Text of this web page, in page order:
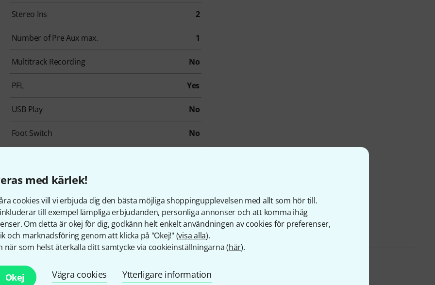
med kärlek!
cookies vill vi erbjuda dig den bästa möjliga shoppingupplevelsen med allt som hör till.
till exempel lämpliga erbjudanden, personliga annonser och att komma ihåg
Om detta är okej för dig, godkänn helt enkelt användningen av cookies för preferenser,
och marknadsföring genom att klicka på "Okej!" (visa alla).
när som helst återkalla ditt samtycke via cookieinställningarna (här).
Okej Vägra cookies Ytterligare information
Stereo Ins 2
Number of Pre Aux max. 1
Multitrack Recording No
PFL Yes
USB Play No
Foot Switch No